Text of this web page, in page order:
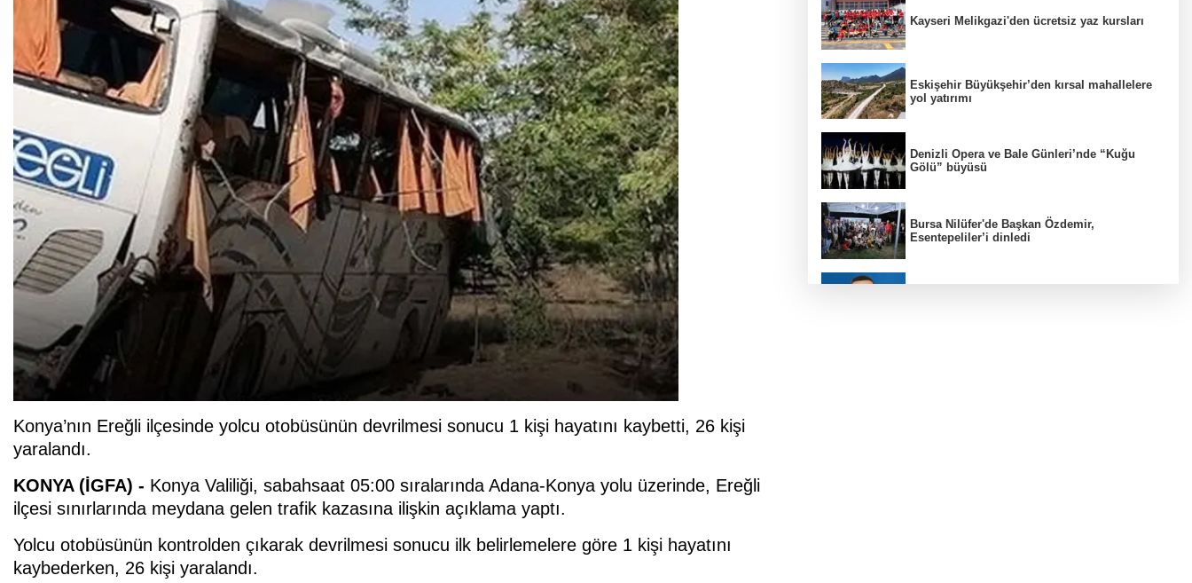
Konya’nın Ereğli ilçesinde yolcu otobüsünün devrilmesi sonucu 1 kişi hayatını kaybetti, 26 kişi
yaralandı.
KONYA (İGFA) - Konya Valiliği, sabahsaat 05:00 sıralarında Adana-Konya yolu üzerinde, Ereğli
ilçesi sınırlarında meydana gelen trafik kazasına ilişkin açıklama yaptı.
Yolcu otobüsünün kontrolden çıkarak devrilmesi sonucu ilk belirlemelere göre 1 kişi hayatını
kaybederken, 26 kişi yaralandı.
Kayseri Melikgazi'den ücretsiz yaz kursları
Eskişehir Büyükşehir’den kırsal mahallelere
yol yatırımı
Denizli Opera ve Bale Günleri’nde “Kuğu
Gölü” büyüsü
Bursa Nilüfer'de Başkan Özdemir,
Esentepeliler’i dinledi